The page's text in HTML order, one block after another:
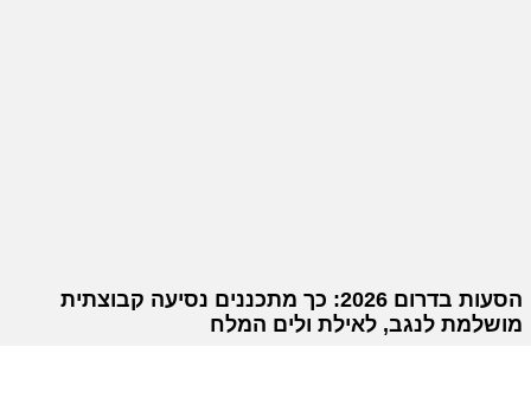
הסעות בדרום 2026: כך מתכננים נסיעה קבוצתית
מושלמת לנגב, לאילת ולים המלח